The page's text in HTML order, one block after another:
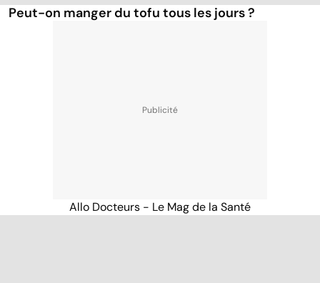
Peut-on manger du tofu tous les jours ?
Allo Docteurs - Le Mag de la Santé